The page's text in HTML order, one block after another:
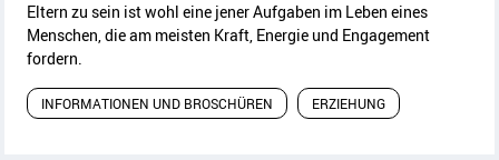
Eltern zu sein ist wohl eine jener Aufgaben im Leben eines
Menschen, die am meisten Kraft, Energie und Engagement
fordern.
INFORMATIONEN UND BROSCHÜREN ERZIEHUNG